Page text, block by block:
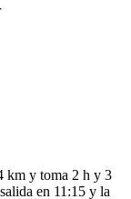
km y toma 2 h y 3
en 11:15 y la